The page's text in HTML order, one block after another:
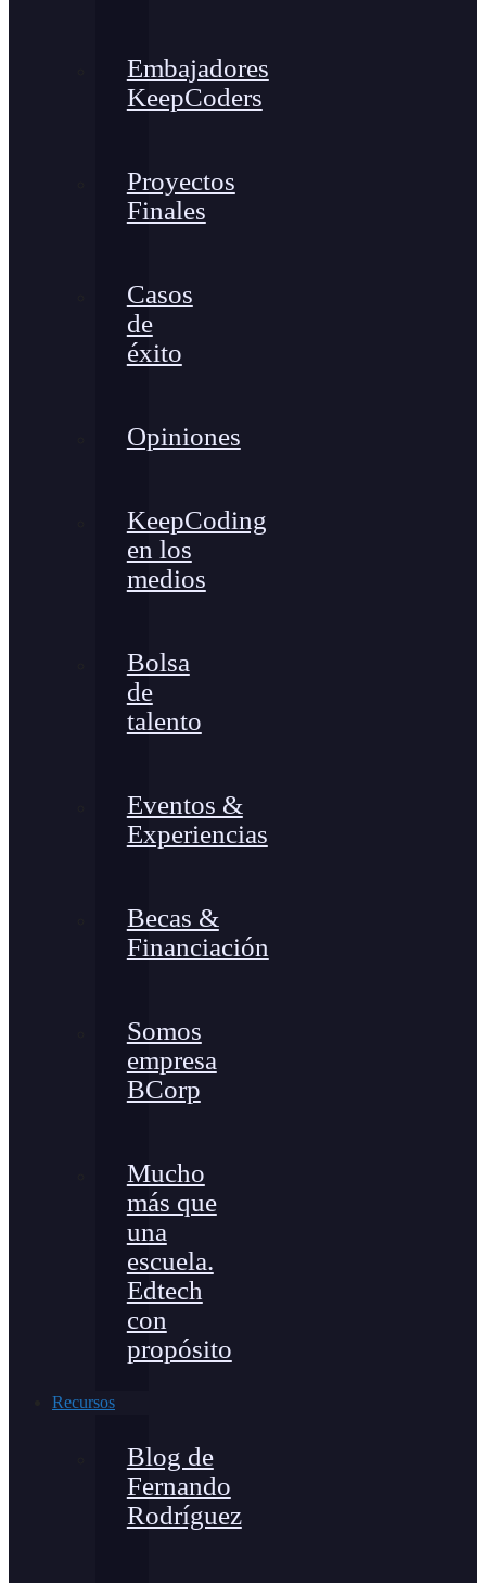
Embajadores
KeepCoders
Proyectos
Finales
Casos
de
éxito
Opiniones
KeepCoding
en los
medios
Bolsa
de
talento
Eventos &
Experiencias
Becas &
Financiación
Somos
empresa
BCorp
Mucho
más que
una
escuela.
Edtech
con
propósito
Recursos
Blog de
Fernando
Rodríguez